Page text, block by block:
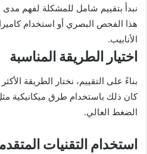
نبدأ بتقييم شامل للمشكلة لفهم
هذا الفحص البصري أو استخدام
الأنابيب.
اختيار الطريقة المناسبة
بناءً على التقييم، نختار الطريقة
كان ذلك باستخدام طرق ميكانيكية
الضغط العالي.
استخدام التقنيات